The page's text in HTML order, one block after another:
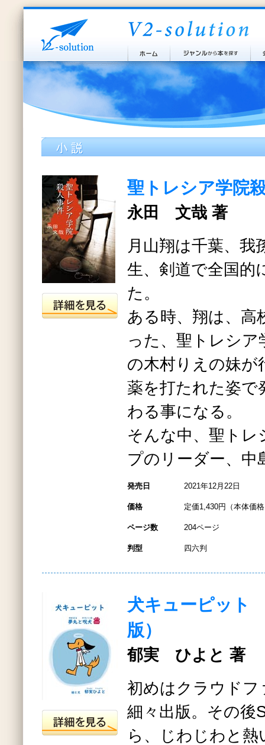
聖トレシア学院
永田 文哉 著
月山翔は千葉、我
生、剣道で全国的
た。
ある時、翔は、高
った、聖トレシ
の木村りえの妹が
薬を打たれた姿で
わる事になる。
そんな中、聖トレ
プのリーダー、
発売日 2021年12月22日
価格 定価1,430円（本体価
ページ数 204ページ
判型 四六判
犬キューピット
版）
郁実 ひよと 著
初めはクラウド
細々出版。その後
ら、じわじわと